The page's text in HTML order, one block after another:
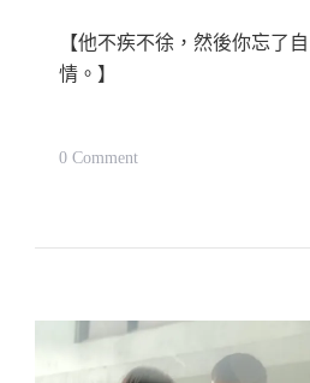
【他不疾不徐，然後你忘了
情。】
0 CommentOn
愛
的